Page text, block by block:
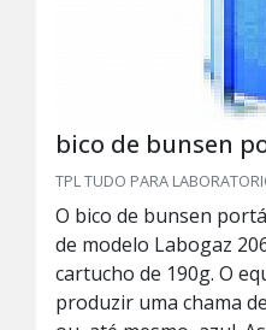
bico de bunsen
TPL TUDO PARA
O bico de bunsen
de modelo Labogaz
cartucho de 190g. O
produzir uma chama